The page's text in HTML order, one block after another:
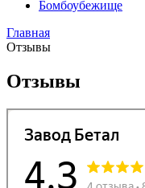
Бомбоубежище
Главная
Отзывы
Отзывы